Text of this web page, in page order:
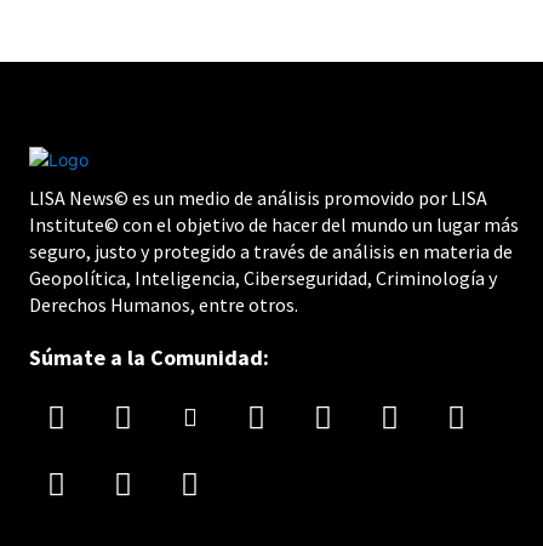
LISA News© es un medio de análisis promovido por LISA
Institute© con el objetivo de hacer del mundo un lugar más
seguro, justo y protegido a través de análisis en materia de
Geopolítica, Inteligencia, Ciberseguridad, Criminología y
Derechos Humanos, entre otros.
Súmate a la Comunidad: